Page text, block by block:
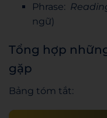
Phrase:
ngữ)
Tổng hợp
gặp
Bảng tóm tắt: